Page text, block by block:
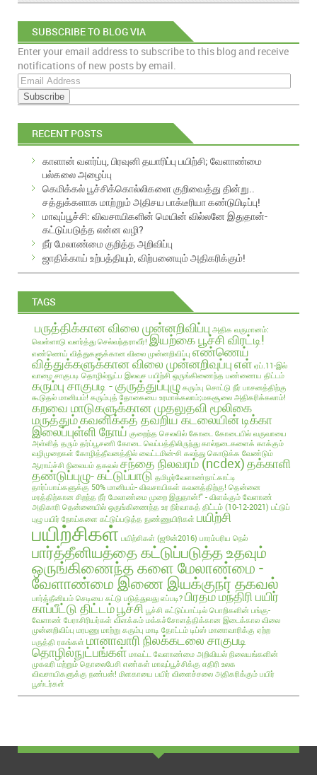
SUBSCRIBE TO BLOG VIA
EMAIL
Enter your email address to subscribe to this blog and receive
notifications of new posts by email.
E
m
a
i
A
RECENT POSTS
காளான் வளர்ப்பு, பிரவுனி தயாரிப்பு பயிற்சி; வேளாண்மை
பல்கலை அழைப்பு
கெமிக்கல் பூச்சிக்கொல்லிகளை குறிவைத்து தின்று..
சத்துக்களாக மாற்றும் அதிசய பாக்டீரியா கண்டுபிடிப்பு!
மாவுப்பூச்சி: விவசாயிகளின் மெயின் வில்லனே இதுதான்-
கட்டுப்படுத்த என்ன வழி?
நீர் மேலாண்மை குறித்த அறிவிப்பு
ஜாதிக்காய் உற்பத்தியும், விற்பனையும் அதிகரிக்கும்!
TAGS
பருத்திக்கான விலை முன்னறிவிப்பு அதிக வருமானம்:
வெள்ளாடு வளர்த்து செல்வந்தராவீர்! இயற்கை பூச்சி விரட்டி!
எண்ணெய் வித்துகளுக்கான விலை முன்னறிவிப்பு எண்ணெய்
வித்துக்களுக்கான விலை முன்னறிவுப்புஎள் ஏப்.11-இல்
வாழை சாகுபடி தொழில்நுட்ப இலவச பயிற்சி ஒருங்கிணைந்த பண்ணைய திட்டம்
கரும்பு சாகுபடி - குருத்துப்புழு கரும்பு சொட்டு நீர் பாசனத்திற்கு
கூடுதல் மானியம்! கரும்புத் தோகையை உரமாக்கலாம்;மகசூலை அதிகரிக்கலாம்!
கறவை மாடுகளுக்கான முதலுதவி மூலிகை
மருத்தும்கவனிக்கத் தவறிய கடலையின் டிக்கா
இலைப்புள்ளி நோய் குறைந்த செலவில் கோடை கோடையில் வருவாயை
அள்ளித் தரும் தர்ப்பூசணி கோடை வெப்பத்திலிருந்து கால்நடைகளைக் காக்கும்
வழிமுறைகள் கோழித்தீவனத்தில் வைட்டமின்-சி கலந்து கொடுக்க வேண்டும்
ஆராய்ச்சி நிலையம் தகவல் சந்தை நிலவரம் (ncdex)தக்காளி
தண்டுப்புழு- கட்டுப்பாடு தமிழர்வேளாண்நாட்காட்டி
தார்ப்பாய்களுக்கு 50% மானியம்- விவசாயிகள் கவனத்திற்கு! தென்னை
மரத்திற்கான சிறந்த நீர் மேலாண்மை முறை இதுதான்!" - விளக்கும் வேளாண்
அதிகாரி தென்னையில் ஒருங்கிணைந்த உர நிர்வாகத் திட்டம் (10-12-2021) பட்டுப்
புழு பயிர் நோய்களை கட்டுப்படுத்த நுண்ணுயிரிகள் பயிற்சி
பயிற்சிகள் பயிற்சிகள் (ஜூன்2016) பாரம்பரிய நெல்
பார்த்தீனியத்தை கட்டுப்படுத்த உதவும்
ஒருங்கிணைந்த களை மேலாண்மை -
வேளாண்மை இணை இயக்குநர் தகவல்
பார்த்தீனியம் செடியை கட்டு படுத்துவது எப்படி? பிரதம மந்திரி பயிர்
காப்பீட்டு திட்டம்பூச்சி பூச்சி கட்டுப்பாட்டில் பொறிகளின் பங்கு-
வேளாண் பேராசிரியர்கள் விளக்கம் மக்கச்சோளத்திக்கான இடைக்கால விலை
முன்னறிவிப்பு மரபணு மாற்று கரும்பு மாடி தோட்டம் டிப்ஸ் மானாவாரிக்கு ஏற்ற
பருத்தி ரகங்கள் மானாவாரி நிலக்கடலை சாகுபடி
தொழில்நுட்பங்கள் மாவட்ட வேளாண்மை அறிவியல் நிலையங்களின்
முகவரி மற்றும் தொலைபேசி எண்கள் மாவுப்பூச்சிக்கு எதிரி உலக
விவசாயிகளுக்கு நண்பன்! மிளகாயை பயிர் விளைச்சலை அதிகரிக்கும் பயிர்
பூஸ்டர்கள்